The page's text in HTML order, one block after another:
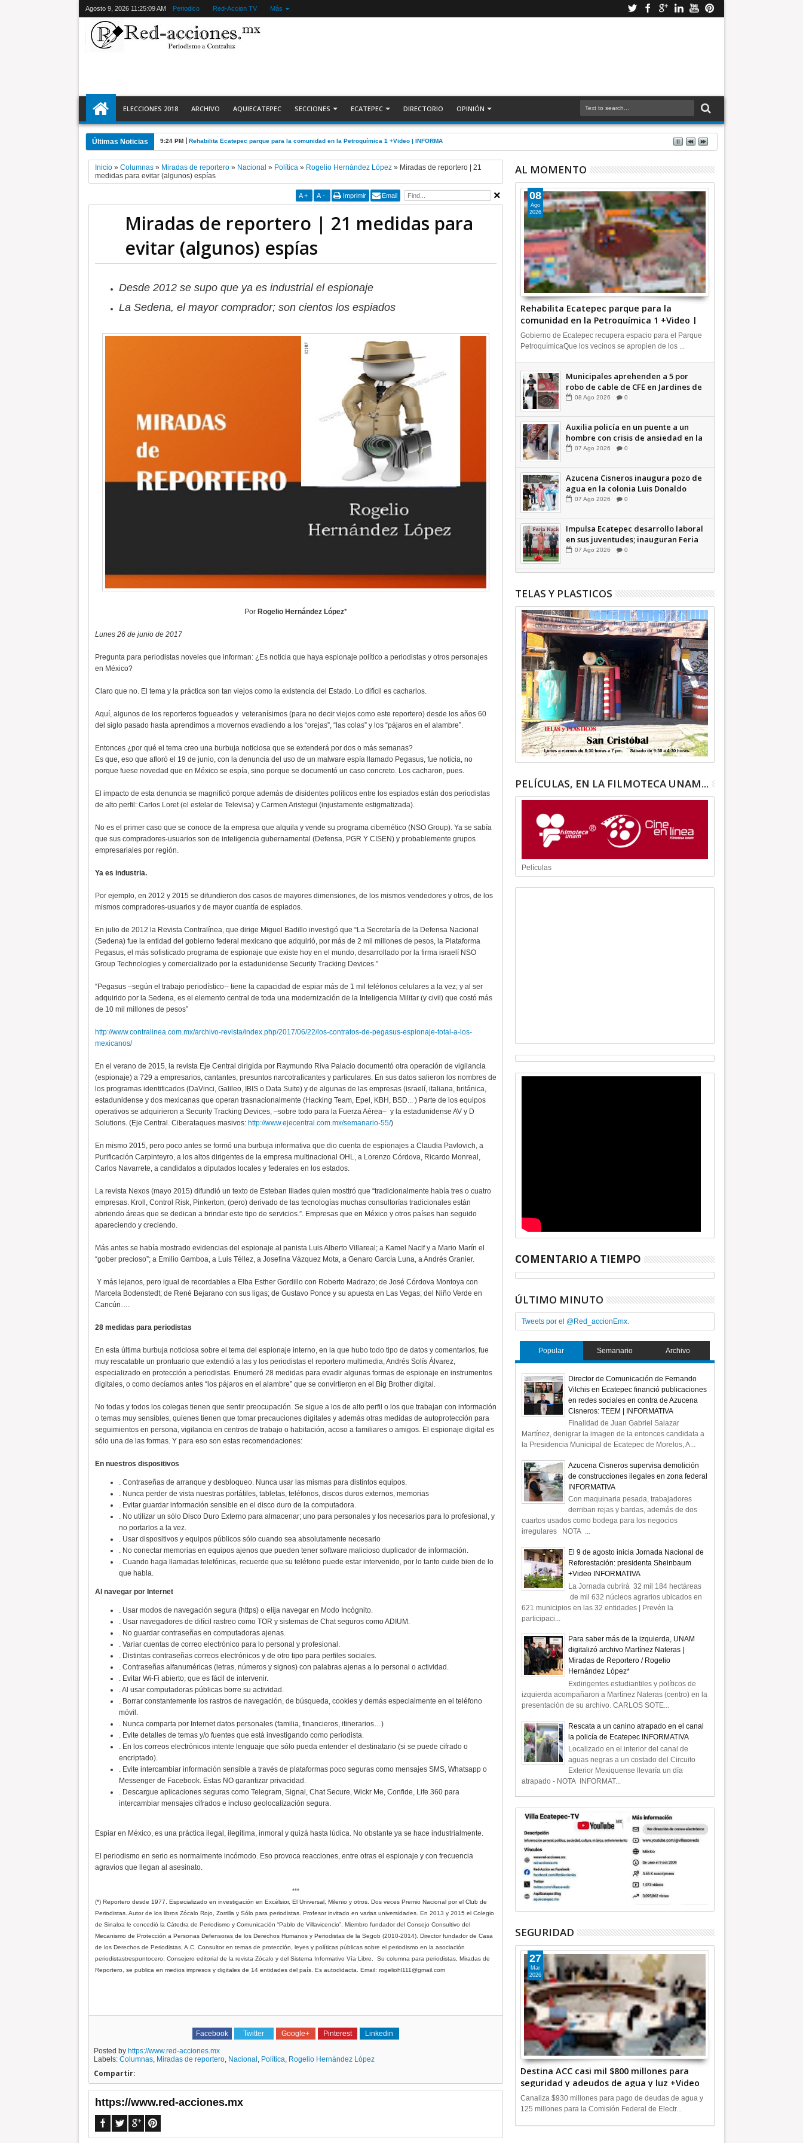
Agosto 9, 2026 11:25:10 AM Periodico Red-Accion TV Más
ELECCIONES 2018 ARCHIVO AQUIECATEPEC SECCIONES ECATEPEC DIRECTORIO OPINIÓN
Últimas Noticias 9:24 PM Rehabilita Ecatepec parque para la comunidad en la Petroquímica 1 +Video | INFORMA
Inicio» Columnas» Miradas de reportero» Nacional » Política» Rogelio Hernández López» Miradas de reportero | 21
medidas para evitar (algunos) espías
A + A - Imprimir Email
Miradas de reportero | 21 medidas para
evitar (algunos) espías
Desde 2012 se supo que ya es industrial el espionaje
La Sedena, el mayor comprador; son cientos los espiados
Por Rogelio Hernández López*
Lunes 26 de junio de 2017
Pregunta para periodistas noveles que informan: ¿Es noticia que haya espionaje político a periodistas y otros personajes
en México?
Claro que no. El tema y la práctica son tan viejos como la existencia del Estado. Lo difícil es cacharlos.
Aquí, algunos de los reporteros fogueados y veteranísimos (para no decir viejos como este reportero) desde los años 60
del siglo pasado hasta aprendimos a movernos evadiendo a los “orejas”, “las colas” y los “pájaros en el alambre”.
Entonces ¿por qué el tema creo una burbuja noticiosa que se extenderá por dos o más semanas?
Es que, eso que afloró el 19 de junio, con la denuncia del uso de un malware espía llamado Pegasus, fue noticia, no
porque fuese novedad que en México se espía, sino porque se documentó un caso concreto. Los cacharon, pues.
El impacto de esta denuncia se magnificó porque además de disidentes políticos entre los espiados están dos periodistas
de alto perfil: Carlos Loret (el estelar de Televisa) y Carmen Aristegui (injustamente estigmatizada).
No es el primer caso que se conoce de la empresa que alquila y vende su programa cibernético (NSO Group). Ya se sabía
que sus compradores-usuarios son de inteligencia gubernamental (Defensa, PGR Y CISEN) y probablemente grupos
empresariales por región.
Ya es industria.
Por ejemplo, en 2012 y 2015 se difundieron dos casos de mayores dimensiones, de los mismos vendedores y otros, de los
mismos compradores-usuarios y de mayor cuantía de espiados.
En julio de 2012 la Revista Contralínea, que dirige Miguel Badillo investigó que “La Secretaría de la Defensa Nacional
(Sedena) fue la entidad del gobierno federal mexicano que adquirió, por más de 2 mil millones de pesos, la Plataforma
Pegasus, el más sofisticado programa de espionaje que existe hoy en el mundo, desarrollado por la firma israelí NSO
Group Technologies y comercializado por la estadunidense Security Tracking Devices.”
“Pegasus –según el trabajo periodístico-- tiene la capacidad de espiar más de 1 mil teléfonos celulares a la vez; y al ser
adquirido por la Sedena, es el elemento central de toda una modernización de la Inteligencia Militar (y civil) que costó más
de 10 mil millones de pesos”
http://www.contralinea.com.mx/archivo-revista/index.php/2017/06/22/los-contratos-de-pegasus-espionaje-total-a-los-
mexicanos/
En el verano de 2015, la revista Eje Central dirigida por Raymundo Riva Palacio documentó otra operación de vigilancia
(espionaje) a 729 a empresarios, cantantes, presuntos narcotraficantes y particulares. En sus datos salieron los nombres de
los programas identificados (DaVinci, Galileo, IBIS o Data Suite) y de algunas de las empresas (israelí, italiana, británica,
estadunidense y dos mexicanas que operan trasnacionalmente (Hacking Team, Epel, KBH, BSD... ) Parte de los equipos
operativos se adquirieron a Security Tracking Devices, –sobre todo para la Fuerza Aérea– y la estadunidense AV y D
Solutions. (Eje Central. Ciberataques masivos: http://www.ejecentral.com.mx/semanario-55/)
En mismo 2015, pero poco antes se formó una burbuja informativa que dio cuenta de espionajes a Claudia Pavlovich, a
Purificación Carpinteyro, a los altos dirigentes de la empresa multinacional OHL, a Lorenzo Córdova, Ricardo Monreal,
Carlos Navarrete, a candidatos a diputados locales y federales en los estados.
La revista Nexos (mayo 2015) difundió un texto de Esteban Iliades quien mosttró que “tradicionalmente había tres o cuatro
empresas. Kroll, Control Risk, Pinkerton, (pero) derivado de las tecnologías muchas consultorías tradicionales están
abriendo áreas que se dedican a brindar este tipo de servicios.”. Empresas que en México y otros países han seguido
apareciendo y creciendo.
Más antes se había mostrado evidencias del espionaje al panista Luis Alberto Villareal; a Kamel Nacif y a Mario Marín el
“gober precioso”; a Emilio Gamboa, a Luis Téllez, a Josefina Vázquez Mota, a Genaro García Luna, a Andrés Granier.
Y más lejanos, pero igual de recordables a Elba Esther Gordillo con Roberto Madrazo; de José Córdova Montoya con
Marcela Bodenstedt; de René Bejarano con sus ligas; de Gustavo Ponce y su apuesta en Las Vegas; del Niño Verde en
Cancún….
28 medidas para periodistas
En esta última burbuja noticiosa sobre el tema del espionaje interno, en la que hubo todo tipo de datos y comentarios, fue
muy rescatable un prontuario que extendió a las y los periodistas el reportero multimedia, Andrés Solís Álvarez,
especializado en protección a periodistas. Enumeró 28 medidas para evadir algunas formas de espionaje en instrumentos
digitales, o como decíamos antes “los pájaros en el alambre” que se convirtieron en el Big Brother digital.
No todas y todos los colegas tienen que sentir preocupación. Se sigue a los de alto perfil o los que trabajan con información
o temas muy sensibles, quienes tienen que tomar precauciones digitales y además otras medidas de autoprotección para
seguimientos en persona, vigilancia en centros de trabajo o habitación, acoso a familiares o amigos. El espionaje digital es
sólo una de las formas. Y para eso son estas recomendaciones:
En nuestros dispositivos
. Contraseñas de arranque y desbloqueo. Nunca usar las mismas para distintos equipos.
. Nunca perder de vista nuestras portátiles, tabletas, teléfonos, discos duros externos, memorias
. Evitar guardar información sensible en el disco duro de la computadora.
. No utilizar un sólo Disco Duro Externo para almacenar; uno para personales y los necesarios para lo profesional, y
no portarlos a la vez.
. Usar dispositivos y equipos públicos sólo cuando sea absolutamente necesario
. No conectar memorias en equipos ajenos que pueden tener software malicioso duplicador de información.
. Cuando haga llamadas telefónicas, recuerde que su teléfono puede estar intervenido, por lo tanto cuide bien de lo
que habla.
Al navegar por Internet
. Usar modos de navegación segura (https) o elija navegar en Modo Incógnito.
. Usar navegadores de difícil rastreo como TOR y sistemas de Chat seguros como ADIUM.
. No guardar contraseñas en computadoras ajenas.
. Variar cuentas de correo electrónico para lo personal y profesional.
. Distintas contraseñas correos electrónicos y de otro tipo para perfiles sociales.
. Contraseñas alfanuméricas (letras, números y signos) con palabras ajenas a lo personal o actividad.
. Evitar Wi-Fi abierto, que es fácil de intervenir.
. Al usar computadoras públicas borre su actividad.
. Borrar constantemente los rastros de navegación, de búsqueda, cookies y demás especialmente en el teléfono
móvil.
. Nunca comparta por Internet datos personales (familia, financieros, itinerarios…)
. Evite detalles de temas y/o fuentes que está investigando como periodista.
. En los correos electrónicos intente lenguaje que sólo pueda entender el destinatario (si se puede cifrado o
encriptado).
. Evite intercambiar información sensible a través de plataformas poco seguras como mensajes SMS, Whatsapp o
Messenger de Facebook. Estas NO garantizar privacidad.
. Descargue aplicaciones seguras como Telegram, Signal, Chat Secure, Wickr Me, Confide, Life 360 para
intercambiar mensajes cifrados e incluso geolocalización segura.
Espiar en México, es una práctica ilegal, ilegitima, inmoral y quizá hasta lúdica. No obstante ya se hace industrialmente.
El periodismo en serio es normalmente incómodo. Eso provoca reacciones, entre otras el espionaje y con frecuencia
agravios que llegan al asesinato.
***
(*) Reportero desde 1977. Especializado en investigación en Excélsior, El Universal, Milenio y otros. Dos veces Premio Nacional por el Club de
Periodistas. Autor de los libros Zócalo Rojo, Zorrilla y Sólo para periodistas. Profesor invitado en varias universidades. En 2013 y 2015 el Colegio
de Sinaloa le concedió la Cátedra de Periodismo y Comunicación “Pablo de Villavicencio”. Miembro fundador del Consejo Consultivo del
Mecanismo de Protección a Personas Defensoras de los Derechos Humanos y Periodistas de la Segob (2010-2014). Director fundador de Casa
de los Derechos de Periodistas, A.C. Consultor en temas de protección, leyes y políticas públicas sobre el periodismo en la asociación
periodistastrespuntocero. Consejero editorial de la revista Zócalo y del Sistema Informativo Vía Libre. Su columna para periodistas, Miradas de
Reportero, se publica en medios impresos y digitales de 14 entidades del país. Es autodidacta. Email: rogeliohl111@gmail.com
Facebook Twitter Google+ Pinterest Linkedin
Posted by https://www.red-acciones.mx
Labels: Columnas, Miradas de reportero, Nacional , Política, Rogelio Hernández López
Compartir:
https://www.red-acciones.mx
AL MOMENTO
Rehabilita Ecatepec parque para la
comunidad en la Petroquímica 1 +Video |
INFORMA
08
Ago
2026
Gobierno de Ecatepec recupera espacio para el Parque
PetroquímicaQue los vecinos se apropien de los ...
Municipales aprehenden a 5 por
robo de cable de CFE en Jardines de
Casa Nueva +Video | INFORMA
08 Ago 2026 0
Auxilia policía en un puente a un
hombre con crisis de ansiedad en la
Vía Morelos | INFORMATIVA
07 Ago 2026 0
Azucena Cisneros inaugura pozo de
agua en la colonia Luis Donaldo
Colosio +Video | INFORMATIVA
07 Ago 2026 0
Impulsa Ecatepec desarrollo laboral
en sus juventudes; inauguran Feria
de Empleo y Emprendedores 2026
07 Ago 2026 0
TELAS Y PLASTICOS
PELÍCULAS, EN LA FILMOTECA UNAM...
Películas
COMENTARIO A TIEMPO
ÚLTIMO MINUTO
Tweets por el @Red_accionEmx.
Popular Semanario Archivo
Director de Comunicación de Fernando
Vilchis en Ecatepec financió publicaciones
en redes sociales en contra de Azucena
Cisneros: TEEM | INFORMATIVA
Finalidad de Juan Gabriel Salazar
Martínez, denigrar la imagen de la entonces candidata a
la Presidencia Municipal de Ecatepec de Morelos, A...
Azucena Cisneros supervisa demolición
de construcciones ilegales en zona federal
INFORMATIVA
Con maquinaria pesada, trabajadores
derriban rejas y bardas, además de dos
cuartos usados como bodega para los negocios
irregulares NOTA ...
El 9 de agosto inicia Jornada Nacional de
Reforestación: presidenta Sheinbaum
+Video INFORMATIVA
La Jornada cubrirá 32 mil 184 hectáreas
de mil 632 núcleos agrarios ubicados en
621 municipios en las 32 entidades | Prevén la
participaci...
Para saber más de la izquierda, UNAM
digitalizó archivo Martínez Nateras |
Miradas de Reportero / Rogelio
Hernández López*
Exdirigentes estudiantiles y políticos de
izquierda acompañaron a Martínez Nateras (centro) en la
presentación de su archivo. CARLOS SOTE...
Rescata a un canino atrapado en el canal
la policía de Ecatepec INFORMATIVA
Localizado en el interior del canal de
aguas negras a un costado del Circuito
Exterior Mexiquense llevaría un día
atrapado - NOTA INFORMAT...
SEGURIDAD
Destina ACC casi mil $800 millones para
seguridad y adeudos de agua y luz +Video
27
Mar
2026
Canaliza $930 millones para pago de deudas de agua y
125 millones para la Comisión Federal de Electr...